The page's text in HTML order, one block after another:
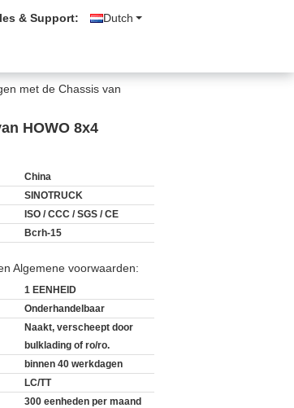
Dutch
& Support:
met de Chassis van
HOWO 8x4
China
SINOTRUCK
ISO / CCC / SGS / CE
Bcrh-15
Algemene voorwaarden:
1 EENHEID
Onderhandelbaar
Naakt, verscheept door
bulklading of ro/ro.
binnen 40 werkdagen
LC/TT
300 eenheden per maand